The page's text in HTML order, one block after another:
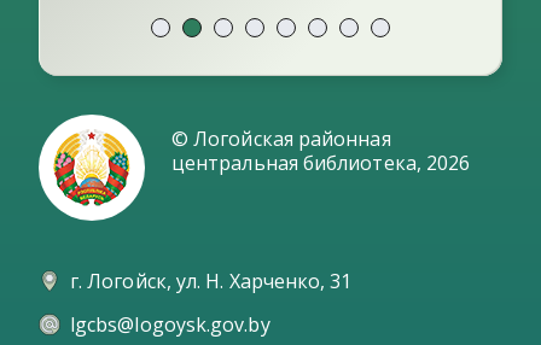
© Логойская районная
центральная библиотека, 2026
г. Логойск, ул. Н. Харченко, 31
lgcbs@logoysk.gov.by